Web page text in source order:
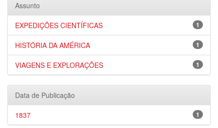
Assunto
1
EXPEDIÇÕES CIENTÍFICAS
1
HISTÓRIA DA AMÉRICA
1
VIAGENS E EXPLORAÇÕES
Data de Publicação
1
1837